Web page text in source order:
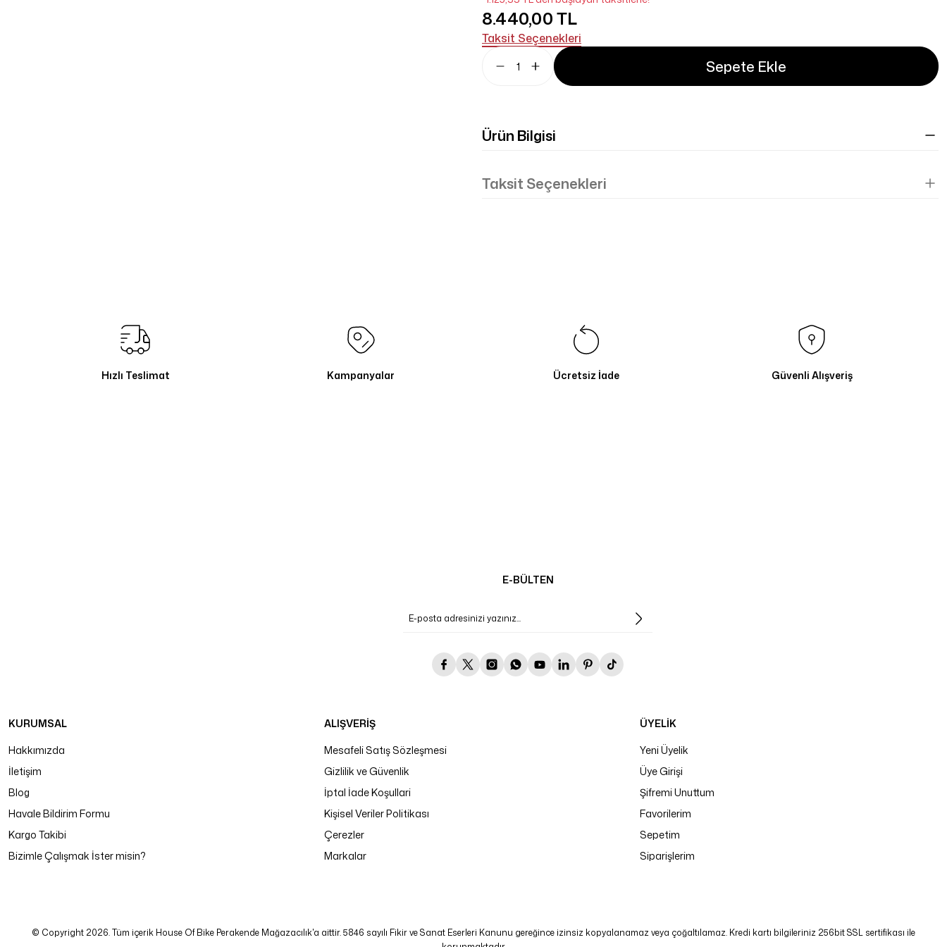
8.440,00 TL
Taksit Seçenekleri
Sepete Ekle
Ürün Bilgisi
Taksit Seçenekleri
Hızlı Teslimat Kampanyalar Ücretsiz İade Güvenli Alışveriş
E-BÜLTEN
KURUMSAL
Hakkımızda
İletişim
Blog
Havale Bildirim Formu
Kargo Takibi
Bizimle Çalışmak İster misin?
ALIŞVERİŞ
Mesafeli Satış Sözleşmesi
Gizlilik ve Güvenlik
İptal İade Koşullari
Kişisel Veriler Politikası
Çerezler
Markalar
ÜYELİK
Yeni Üyelik
Üye Girişi
Şifremi Unuttum
Favorilerim
Sepetim
Siparişlerim
© Copyright 2026. Tüm içerik House Of Bike Perakende Mağazacılık'a aittir. 5846 sayılı Fikir ve Sanat Eserleri Kanunu gereğince izinsiz kopyalanamaz veya çoğaltılamaz. Kredi kartı bilgileriniz 256bit SSL sertifikası ile